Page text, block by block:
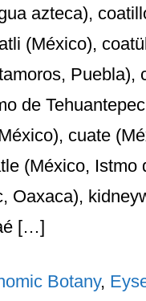
azteca),
(México),
Puebla),
de
cuate
(México, Istmo
Oaxaca),
[…]
Botany,